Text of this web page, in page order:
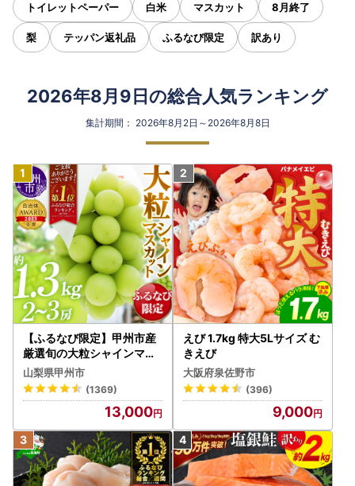
トイレットペーパー 白米 マスカット 8月終了
梨 テッパン返礼品 ふるなび限定 訳あり
2026年8月9日の総合人気ランキング
集計期間： 2026年8月2日～2026年8月8日
【ふるなび限定】甲州市産
厳選旬の大粒シャインマス
カット 約1.3kg 2～3房【2
026年発送】（MG）B12-
472 FN-Limited-VO シャ
インマスカット フルーツ
山梨県甲州市
(1369)
13,000
えび 1.7kg 特大5Lサイズ む
きえび
大阪府泉佐野市
(396)
9,000